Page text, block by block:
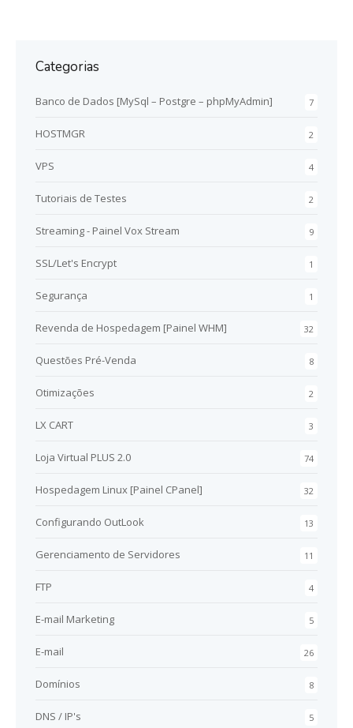
Categorias
7
Banco de Dados [MySql – Postgre – phpMyAdmin]
2
HOSTMGR
4
VPS
2
Tutoriais de Testes
9
Streaming - Painel Vox Stream
1
SSL/Let's Encrypt
1
Segurança
32
Revenda de Hospedagem [Painel WHM]
8
Questões Pré-Venda
2
Otimizações
3
LX CART
74
Loja Virtual PLUS 2.0
32
Hospedagem Linux [Painel CPanel]
13
Configurando OutLook
11
Gerenciamento de Servidores
4
FTP
5
E-mail Marketing
26
E-mail
8
Domínios
5
DNS / IP's